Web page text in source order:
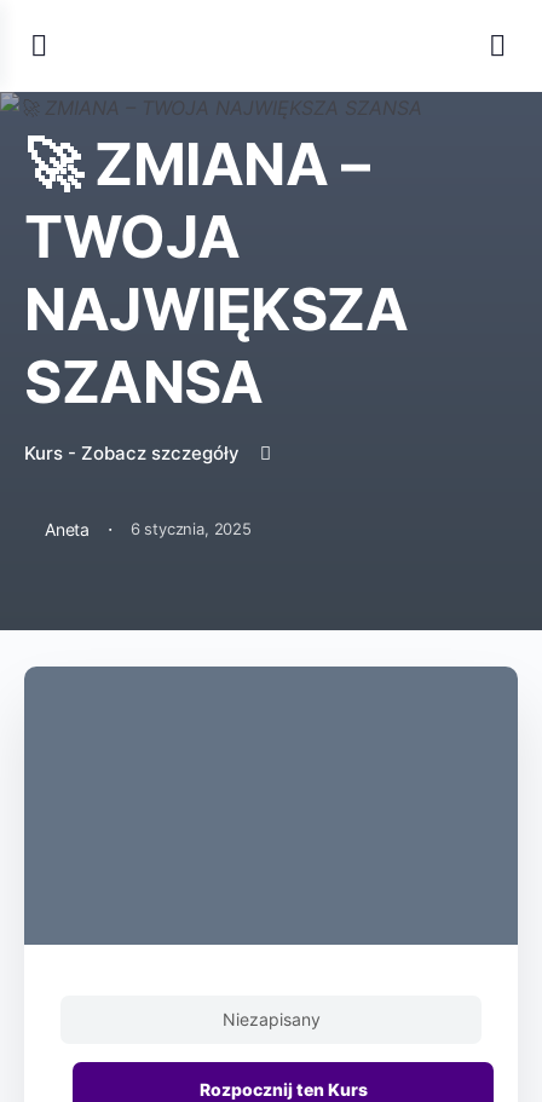
🚀 ZMIANA –
TWOJA
NAJWIĘKSZA
SZANSA
Kurs - Zobacz szczegóły
Aneta · 6 stycznia, 2025
Niezapisany